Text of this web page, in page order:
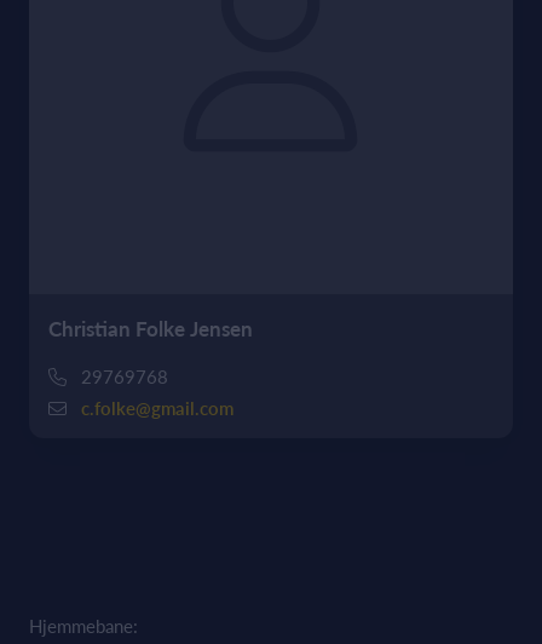
Christian Folke Jensen
29769768
c.folke@gmail.com
Hjemmebane: